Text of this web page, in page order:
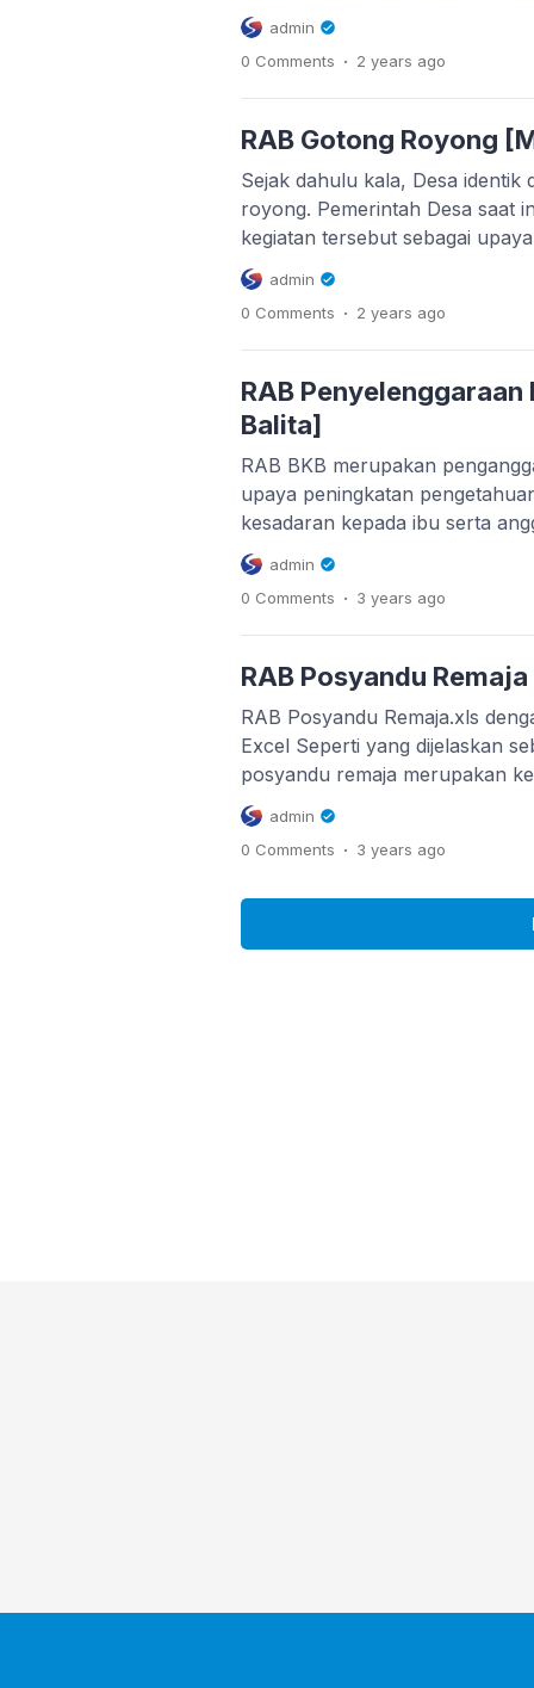
pekarangan rumah hingga
Namun, makna gapura jauh
fisiknya. Ia menjelma menjadi
dibangun sebagai wujud
yang datang berkunjung, atau
peringatan […]
admin
0 Comments . 2 years ago
RAB Gotong Royong
Sejak dahulu kala, Desa identik
royong. Pemerintah Desa saat
kegiatan tersebut sebagai
tradisi masyarakat Desa melalui
masyarakat Desa. Dan perlu
dalam penganggarannya atau
Gotong Royong. Bulan Bakti
(BBGRM) merupakan upaya
admin
0 Comments . 2 years ago
RAB Penyelenggaraan
Balita]
RAB BKB merupakan
upaya peningkatan
kesadaran kepada ibu serta
Keluarga Balita atau BKB
mengelola terkait pembinaan
melalui pola asuh yang benar
tersebut berdasarkan
oleh sejumlah kader Desa.
merupakan upaya […]
admin
0 Comments . 3 years ago
RAB Posyandu
RAB Posyandu Remaja.xls
Excel Seperti yang dijelaskan
posyandu remaja merupakan
yang diperuntukkan khusus
pengelolaannya dilakukan oleh
dengan keputusan Kepala Desa
dilakukan oleh pemerintah
admin
0 Comments . 3 years ago